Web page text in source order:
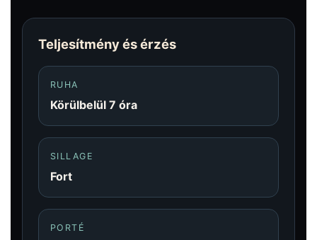
Teljesítmény és érzés
RUHA
Körülbelül 7 óra
SILLAGE
Fort
PORTÉ